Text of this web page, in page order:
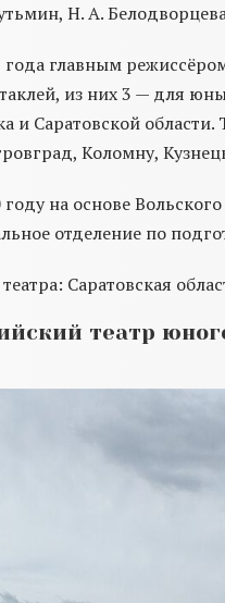
Н. А.
года главным
из них 3 — для
и Саратовской
Коломну,
году на основе
отделение по
Саратовская
театр